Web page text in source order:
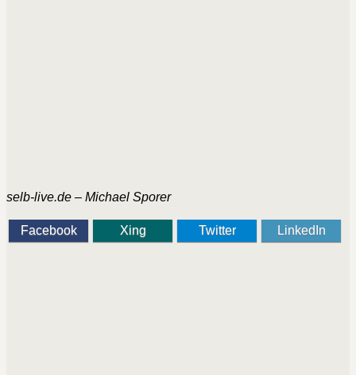
selb-live.de – Michael Sporer
Facebook Xing Twitter LinkedIn